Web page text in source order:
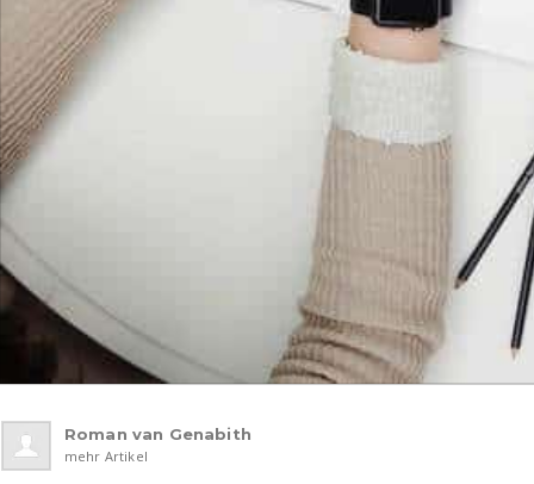
Roman van Genabith
mehr Artikel